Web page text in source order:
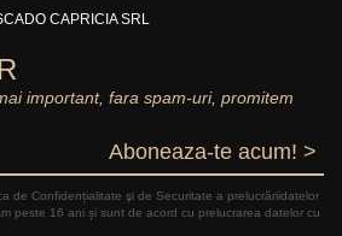
CAPRICIA SRL
important, fara spam-uri, promitem
Aboneaza-te acum! >
de Confidențialitate şi de Securitate a prelucrăriidatelor
peste 16 ani și sunt de acord cu prelucrarea datelor cu